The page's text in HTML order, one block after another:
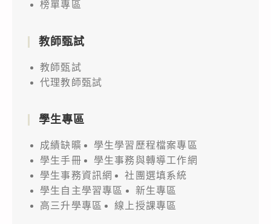
榜單專區
教師甄試
教師甄試
代理教師甄試
學生專區
成績缺曠
學生學習歷程檔案專區
學生手冊
學生事務與轉導工作網
學生事務資訊網
社團選填系統
學生自主學習專區
新生專區
高三升學專區
線上授課專區